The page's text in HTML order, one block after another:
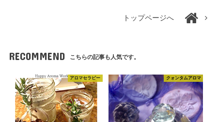
トップページへ
RECOMMEND こちらの記事も人気です。
アロマセラピー クォンタムアロマ